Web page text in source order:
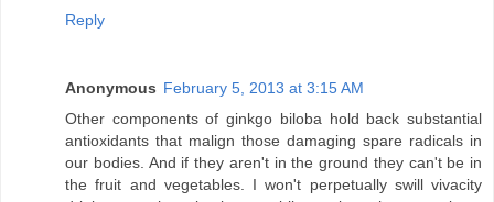
Reply
Anonymous February 5, 2013 at 3:15 AM
Other components of ginkgo biloba hold back substantial
antioxidants that malign those damaging spare radicals in
our bodies. And if they aren't in the ground they can't be in
the fruit and vegetables. I won't perpetually swill vivacity